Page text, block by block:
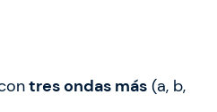
tres ondas más (a, b,